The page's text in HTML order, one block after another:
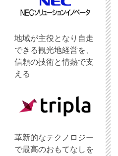
地域が主役となり自走
できる観光地経営を、
信頼の技術と情熱で支
える
革新的なテクノロジー
で最高のおもてなしを